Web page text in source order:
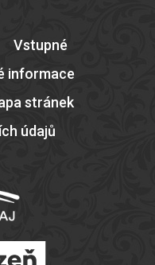
Vstupné
informace
stránek
údajů